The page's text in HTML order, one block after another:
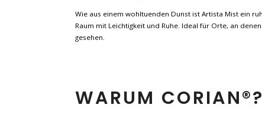
Wie aus einem wohltuenden Dunst ist Artista Mist ein
Raum mit Leichtigkeit und Ruhe. Ideal für Orte, an
gesehen.
WARUM CORIAN®?